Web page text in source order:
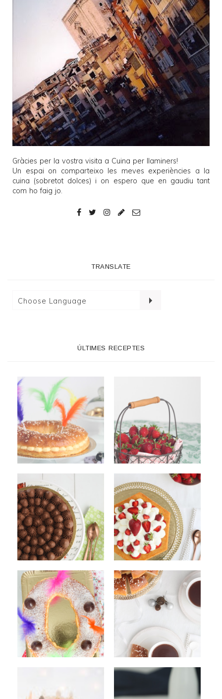
Gràcies per la vostra visita a Cuina per llaminers!
Un espai on comparteixo les meves experiències a la
cuina (sobretot dolces) i on espero que en gaudiu tant
com ho faig jo.
TRANSLATE
ÚLTIMES RECEPTES